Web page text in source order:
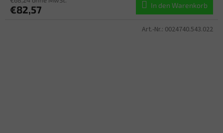
€82,57 In den Warenkorb
Art.-Nr.: 0024740.543.022